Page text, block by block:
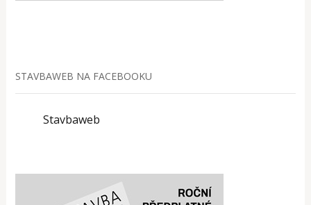
STAVBAWEB NA FACEBOOKU
Stavbaweb